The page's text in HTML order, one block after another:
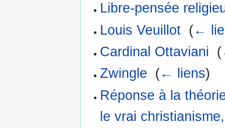
Libre-pensée
Louis Veuillot (←
Cardinal Ottaviani (
Zwingle (← liens)
Réponse à la
le vrai